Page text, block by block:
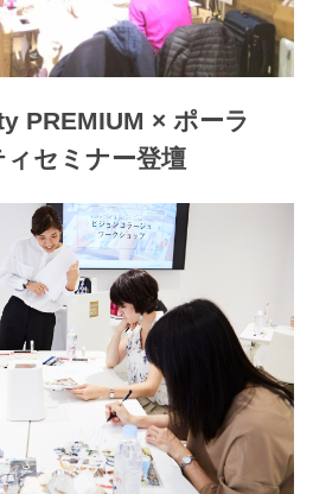
PREMIUM × ポーラ
セミナー登壇